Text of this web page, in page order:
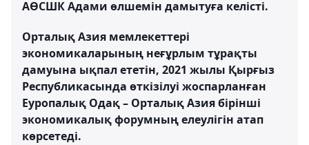
АӨСШК Адами өлшемін дамытуға келісті.
Орталық Азия мемлекеттері
экономикаларының неғұрлым тұрақты
дамуына ықпал ететін, 2021 жылы Қырғыз
Республикасында өткізілуі жоспарланған
Еуропалық Одақ – Орталық Азия бірінші
экономикалық форумның елеулігін атап
көрсетеді.